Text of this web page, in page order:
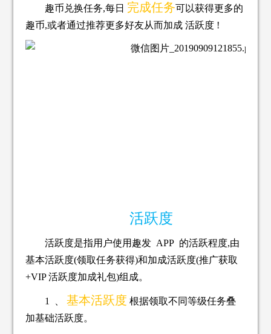
趣币兑换任务,每日 完成任务可以获得更多的
趣币,或者通过推荐更多好友从而加成 活跃度 !
活跃度
活跃度是指用户使用趣发 APP 的活跃程度,由
基本活跃度(领取任务获得)和加成活跃度(推广获取
+VIP 活跃度加成礼包)组成。
1 、基本活跃度 根据领取不同等级任务叠
加基础活跃度。